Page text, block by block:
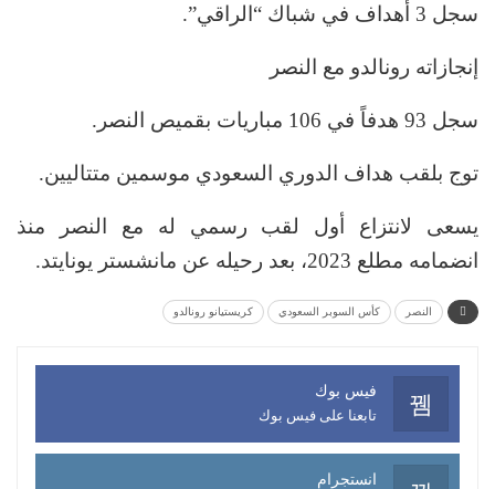
سجل 3 أهداف في شباك “الراقي”.
إنجازاته رونالدو مع النصر
سجل 93 هدفاً في 106 مباريات بقميص النصر.
توج بلقب هداف الدوري السعودي موسمين متتاليين.
يسعى لانتزاع أول لقب رسمي له مع النصر منذ
انضمامه مطلع 2023، بعد رحيله عن مانشستر يونايتد.
النصر كأس السوبر السعودي كريستيانو رونالدو
فيس بوك
تابعنا على فيس بوك
انستجرام